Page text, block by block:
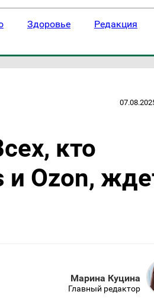
Здоровье Редакция
кто
и Ozon,
Марина Куцина
Главный редактор